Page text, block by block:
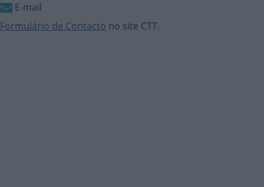
E-mail
Formulário de Contacto no site CTT.